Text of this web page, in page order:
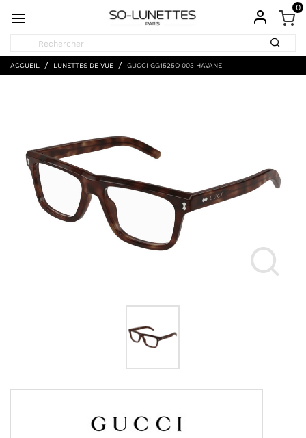
0
ACCUEIL LUNETTES DE VUE GUCCI GG1525O 003 HAVANE